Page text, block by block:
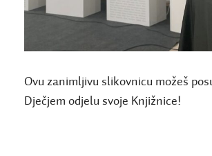
Ovu zanimljivu slikovnicu možeš
Dječjem odjelu svoje Knjižnice!